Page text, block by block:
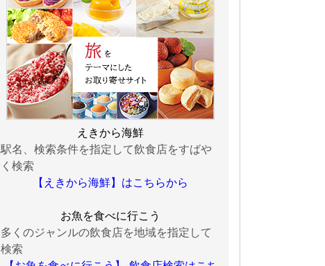
えきから海鮮
駅名、検索条件を指定して飲食店をすばや
く検索
【えきから海鮮】はこちらから
お魚を食べに行こう
多くのジャンルの飲食店を地域を指定して
検索